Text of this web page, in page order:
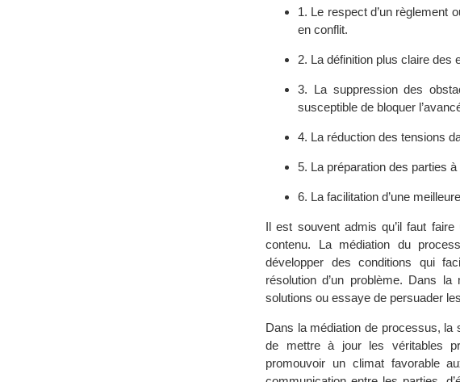
1. Le respect d’un règlement
en conflit.
2. La définition plus claire des
3. La suppression des
susceptible de bloquer
4. La réduction des tensions
5. La préparation des parties
6. La facilitation d’une
Il est souvent admis qu’il faut
contenu. La médiation du
développer des conditions qui
résolution d’un problème. Dans
solutions ou essaye de persuader
Dans la médiation de processus, la
de mettre à jour les véritables
promouvoir un climat favorable